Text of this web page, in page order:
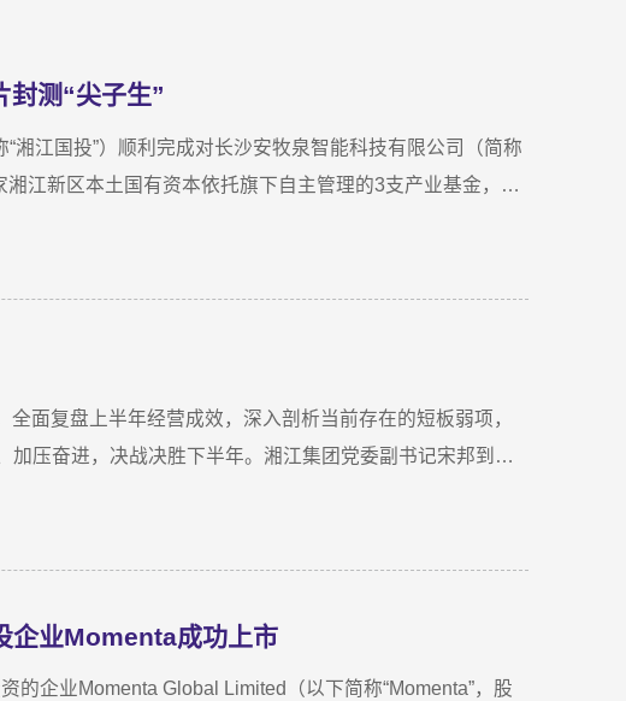
封测“尖子生”
湘江国投”）顺利完成对长沙安牧泉智能科技有限公司（简称
江新区本土国有资本依托旗下自主管理的3支产业基金，累
老厂区尽调时，印象最深的不是气派，而是“挤”。产线布局
说：“当时厂区硬件条件，已难以匹配企业业务扩张需求。
面复盘上半年经营成效，深入剖析当前存在的短板弱项，
压奋进，决战决胜下半年。湘江集团党委副书记宋邦到会
业务拓展、指标完成及重点专项推进情况。领导班子成员
、凝聚共识，为下半年协同作战夯实基础。龚国旺在总结
增长，投资主业对公司整体盈利能力的支撑作用进一步增
项目储备与落地扎实推进，资本招商取得实质进展；湘江
企业Momenta成功上市
企业Momenta Global Limited（以下简称“Momenta”，股